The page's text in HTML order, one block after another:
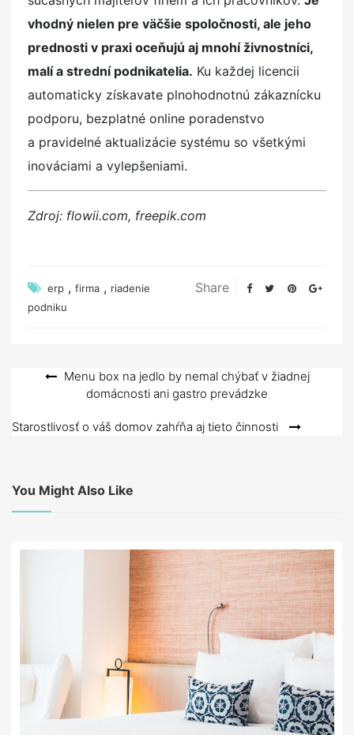
vhodný nielen pre väčšie spoločnosti, ale jeho
prednosti v praxi oceňujú aj mnohí živnostníci,
malí a strední podnikatelia. Ku každej licencii
automaticky získavate plnohodnotnú zákaznícku
podporu, bezplatné online poradenstvo
a pravidelné aktualizácie systému so všetkými
inováciami a vylepšeniami.
Zdroj: flowii.com, freepik.com
erp , firma , riadenie
podniku
Share
Navigace
příspěvek
Menu box na jedlo by nemal chýbať v žiadnej
domácnosti ani gastro prevádzke
Starostlivosť o váš domov zahŕňa aj tieto činnosti
You Might Also Like